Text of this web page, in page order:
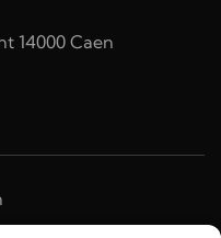
14000 Caen